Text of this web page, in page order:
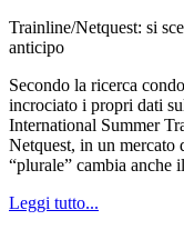
Trainline/Netquest: si
anticipo
Secondo la ricerca
incrociato i propri dati
International Summer
Netquest, in un mercato
“plurale” cambia anche
Leggi tutto...